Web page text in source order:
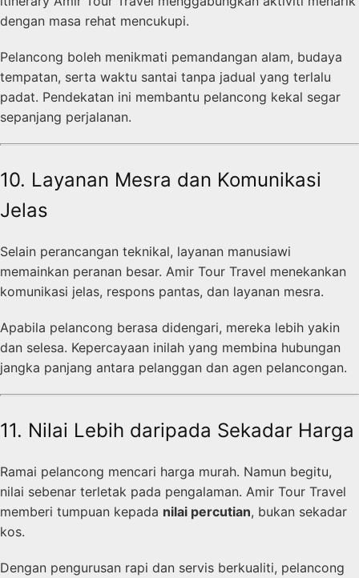
dengan masa rehat mencukupi.
Pelancong boleh menikmati pemandangan alam, budaya
tempatan, serta waktu santai tanpa jadual yang terlalu
padat. Pendekatan ini membantu pelancong kekal segar
sepanjang perjalanan.
10. Layanan Mesra dan Komunikasi
Jelas
Selain perancangan teknikal, layanan manusiawi
memainkan peranan besar. Amir Tour Travel menekankan
komunikasi jelas, respons pantas, dan layanan mesra.
Apabila pelancong berasa didengari, mereka lebih yakin
dan selesa. Kepercayaan inilah yang membina hubungan
jangka panjang antara pelanggan dan agen pelancongan.
11. Nilai Lebih daripada Sekadar Harga
Ramai pelancong mencari harga murah. Namun begitu,
nilai sebenar terletak pada pengalaman. Amir Tour Travel
memberi tumpuan kepada nilai percutian, bukan sekadar
kos.
Dengan pengurusan rapi dan servis berkualiti, pelancong